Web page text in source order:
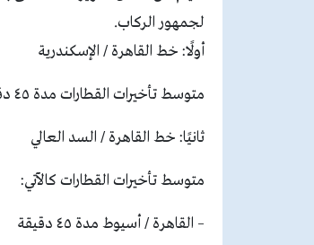
لجمهور الركاب.
أولًا: خط القاهرة / الإسكندرية
متوسط تأخيرات القطارات مدة ٤٥ دقيقة.
ثانيًا: خط القاهرة / السد العالي
متوسط تأخيرات القطارات كالآتي:
– القاهرة / أسيوط مدة ٤٥ دقيقة